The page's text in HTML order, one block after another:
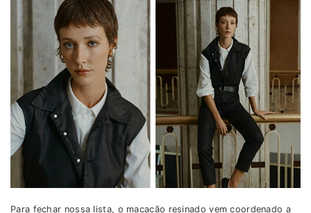
Para fechar nossa lista, o macacão resinado vem coordenado a